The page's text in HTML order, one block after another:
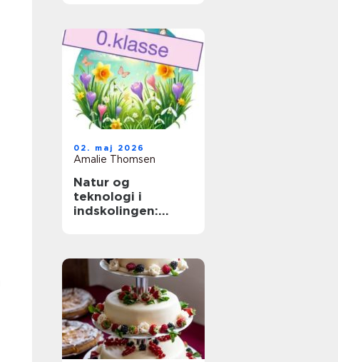
02. maj 2026
Amalie Thomsen
Natur og
teknologi i
indskolingen: